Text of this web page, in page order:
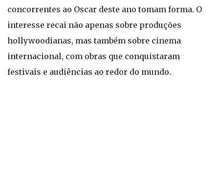
concorrentes ao Oscar deste ano tomam forma. O
interesse recai não apenas sobre produções
hollywoodianas, mas também sobre cinema
internacional, com obras que conquistaram
festivais e audiências ao redor do mundo.